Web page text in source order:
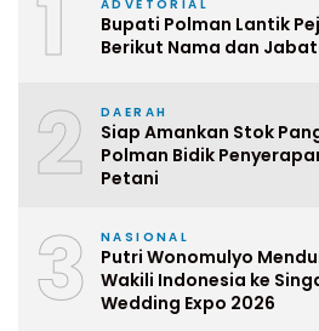
1 ADVETORIAL
Bupati Polman Lantik
Berikut Nama dan
2 DAERAH
Siap Amankan Stok
Polman Bidik
Petani
3 NASIONAL
Putri Wonomulyo
Wakili Indonesia ke
Wedding Expo 2026